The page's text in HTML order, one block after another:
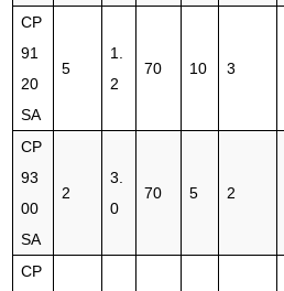
CP
91
20
SA
5
1.
2
70 10 3
CP
93
00
SA
2
3.
0
70 5 2
CP